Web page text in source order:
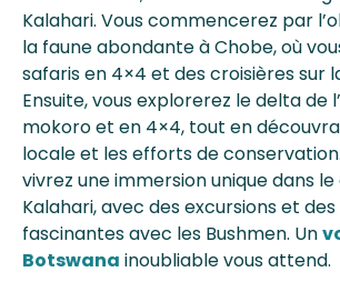
Kalahari. Vous commencerez par
la faune abondante à Chobe, où
safaris en 4×4 et des croisières sur
Ensuite, vous explorerez le delta de
mokoro et en 4×4, tout en
locale et les efforts de
vivrez une immersion unique dans
Kalahari, avec des excursions et
fascinantes avec les Bushmen. Un
Botswana inoubliable vous attend.